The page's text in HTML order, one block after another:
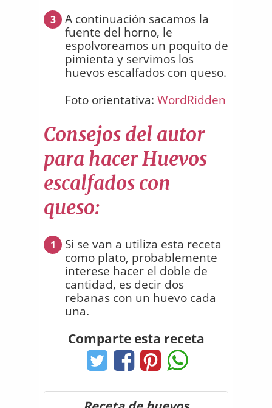
3
A continuación sacamos la
fuente del horno, le
espolvoreamos un poquito de
pimienta y servimos los
huevos escalfados con queso.
Foto orientativa: WordRidden
Consejos del autor
para hacer Huevos
escalfados con
queso:
1
Si se van a utiliza esta receta
como plato, probablemente
interese hacer el doble de
cantidad, es decir dos
rebanas con un huevo cada
una.
Comparte esta receta